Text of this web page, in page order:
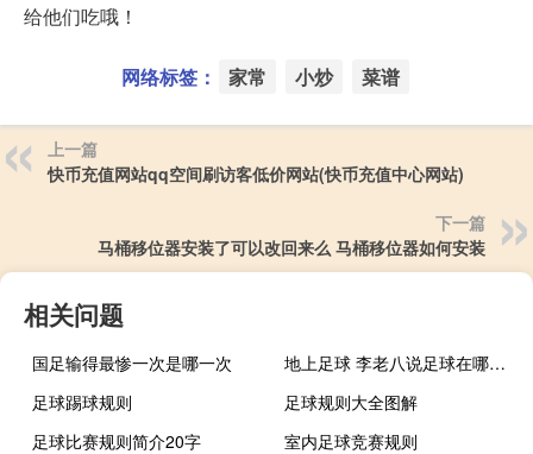
给他们吃哦！
网络标签： 家常 小炒 菜谱
上一篇
快币充值网站qq空间刷访客低价网站(快币充值中心网站)
下一篇
马桶移位器安装了可以改回来么 马桶移位器如何安装
相关问题
国足输得最惨一次是哪一次
地上足球 李老八说足球在哪看什么梗
足球踢球规则
足球规则大全图解
足球比赛规则简介20字
室内足球竞赛规则